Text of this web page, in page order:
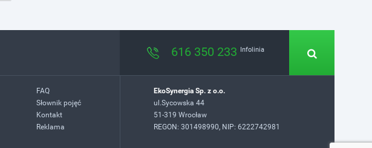
616 350 233 Infolinia
FAQ
Słownik pojęć
Kontakt
Reklama
EkoSynergia Sp. z o.o.
ul.Sycowska 44
51-319 Wrocław
REGON: 301498990, NIP: 6222742981